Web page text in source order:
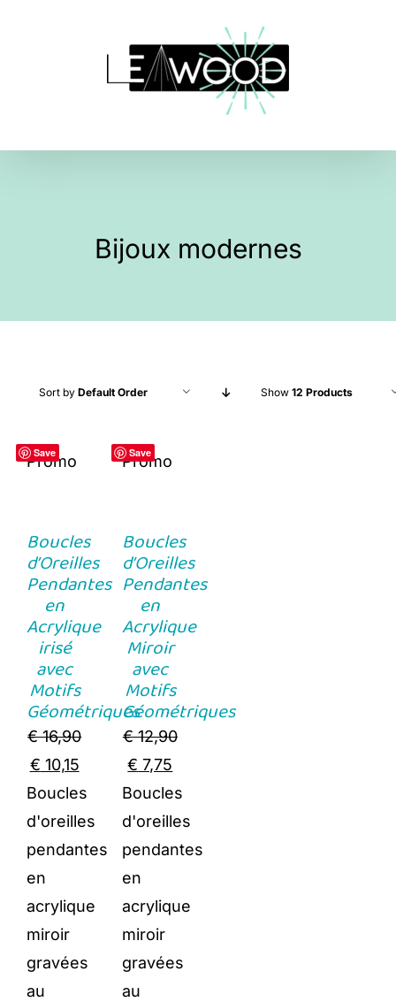
Bijoux modernes
Sort by Default Order Show 12 Products
Save
Promo
Boucles
d’Oreilles
Pendantes
en
Acrylique
irisé
avec
Motifs
Géométriques
€16,90
Original
price
was:
€ 16,90.
€ 10,15Current
price
is:
€ 10,15.
Boucles
d'oreilles
pendantes
en
acrylique
miroir
gravées
au
Save
Promo
Boucles
d’Oreilles
Pendantes
en
Acrylique
Miroir
avec
Motifs
Géométriques
€12,90
Original
price
was:
€ 12,90.
€ 7,75
price
is:
€ 7,75.
Boucles
d'oreilles
pendantes
en
acrylique
miroir
gravées
au